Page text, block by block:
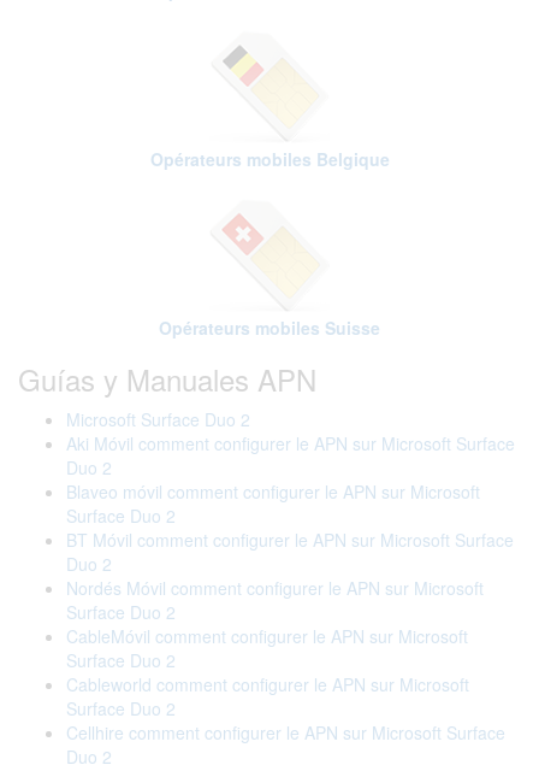
Opérateurs mobiles Belgique
Opérateurs mobiles Suisse
Guías y Manuales APN
Microsoft Surface Duo 2
Aki Móvil comment configurer le APN sur Microsoft Surface
Duo 2
Blaveo móvil comment configurer le APN sur Microsoft
Surface Duo 2
BT Móvil comment configurer le APN sur Microsoft Surface
Duo 2
Nordés Móvil comment configurer le APN sur Microsoft
Surface Duo 2
CableMóvil comment configurer le APN sur Microsoft
Surface Duo 2
Cableworld comment configurer le APN sur Microsoft
Surface Duo 2
Cellhire comment configurer le APN sur Microsoft Surface
Duo 2